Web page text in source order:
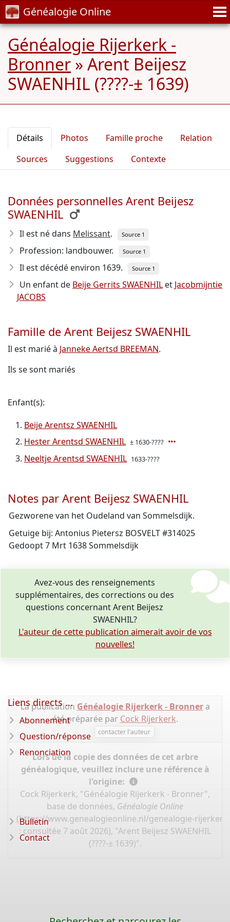
Généalogie Online
Généalogie Rijerkerk -
Bronner » Arent Beijesz
SWAENHIL (????-± 1639)
Détails Photos Famille proche
Relation
Sources
Suggestions Contexte
Données personnelles Arent Beijesz
SWAENHIL
Il est né dans Melissant. Source 1
Profession: landbouwer. Source 1
Il est décédé environ 1639. Source 1
Un enfant de Beije Gerrits SWAENHIL et Jacobmijntie
JACOBS
Famille de Arent Beijesz SWAENHIL
Il est marié à Janneke Aertsd BREEMAN.
Ils se sont mariés
Enfant(s):
Beije Arentsz SWAENHIL
Hester Arentsd SWAENHIL ± 1630-????
Neeltje Arentsd SWAENHIL 1633-????
Notes par Arent Beijesz SWAENHIL
Gezworene van het Oudeland van Sommelsdijk.
Getuige bij: Antonius Pietersz BOSVELT #314025
Gedoopt 7 Mrt 1638 Sommelsdijk
Avez-vous des renseignements
supplémentaires, des corrections ou des
questions concernant Arent Beijesz
SWAENHIL?
L'auteur de cette publication aimerait avoir de vos
nouvelles!
La publication Généalogie Rijerkerk - Bronnera
été préparée par Cock Rijerkerk.
contacter l'auteur
Lors de la copie des données de cet arbre
généalogique, veuillez inclure une référence à
l'origine:
Cock Rijerkerk, "Généalogie Rijerkerk - Bronner",
base de données, Généalogie Online
(https://www.genealogieonline.nl/genealogie-
: consultée 7 août 2026), "Arent Beijesz SWAENHIL
(????-± 1639)".
Liens directs ...
Abonnement
Question/réponse
Renonciation
Bulletin
Contact